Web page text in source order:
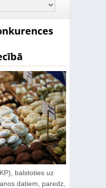
balstoties uz
datiem, paredz,